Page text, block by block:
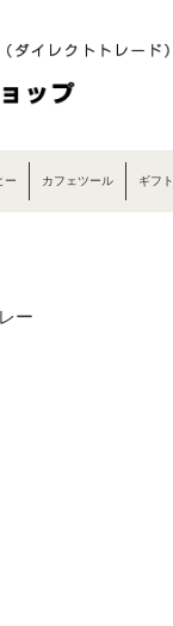
ー カフェツール ギフト
ー